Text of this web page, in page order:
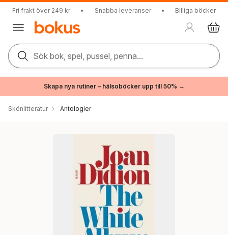
Fri frakt över 249 kr • Snabba leveranser • Billiga böcker
Sök bok, spel, pussel, penna...
Skapa nya rutiner – hälsoböcker upp till 50% →
Skönlitteratur Antologier